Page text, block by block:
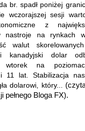
br. spadł poniżej
wczorajszej sesji
z
nastroje na rynkach
walut
i kanadyjski dolar
wtorek na
11 lat. Stabilizacja
dolarowi, który... (
pełnego Bloga FX).